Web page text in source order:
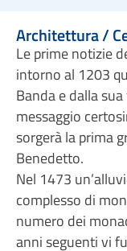
Architettura /
Le prime notizie
intorno al 1203
Banda e dalla
messaggio
sorgerà la prima
Benedetto.
Nel 1473
complesso di
numero dei
anni seguenti vi